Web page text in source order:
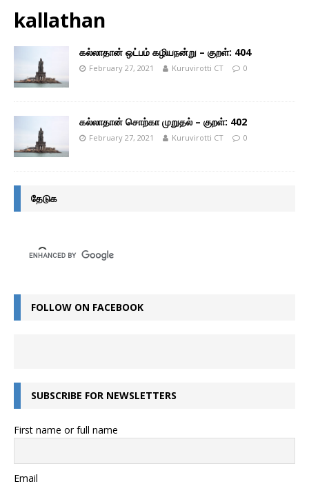
kallathan
கல்லாதான் ஒட்பம் கழியநன்று – குறள்: 404
February 27, 2021 Kuruvirotti CT 0
கல்லாதான் சொற்கா முறுதல் – குறள்: 402
February 27, 2021 Kuruvirotti CT 0
தேடுக
FOLLOW ON FACEBOOK
SUBSCRIBE FOR NEWSLETTERS
First name or full name
Email